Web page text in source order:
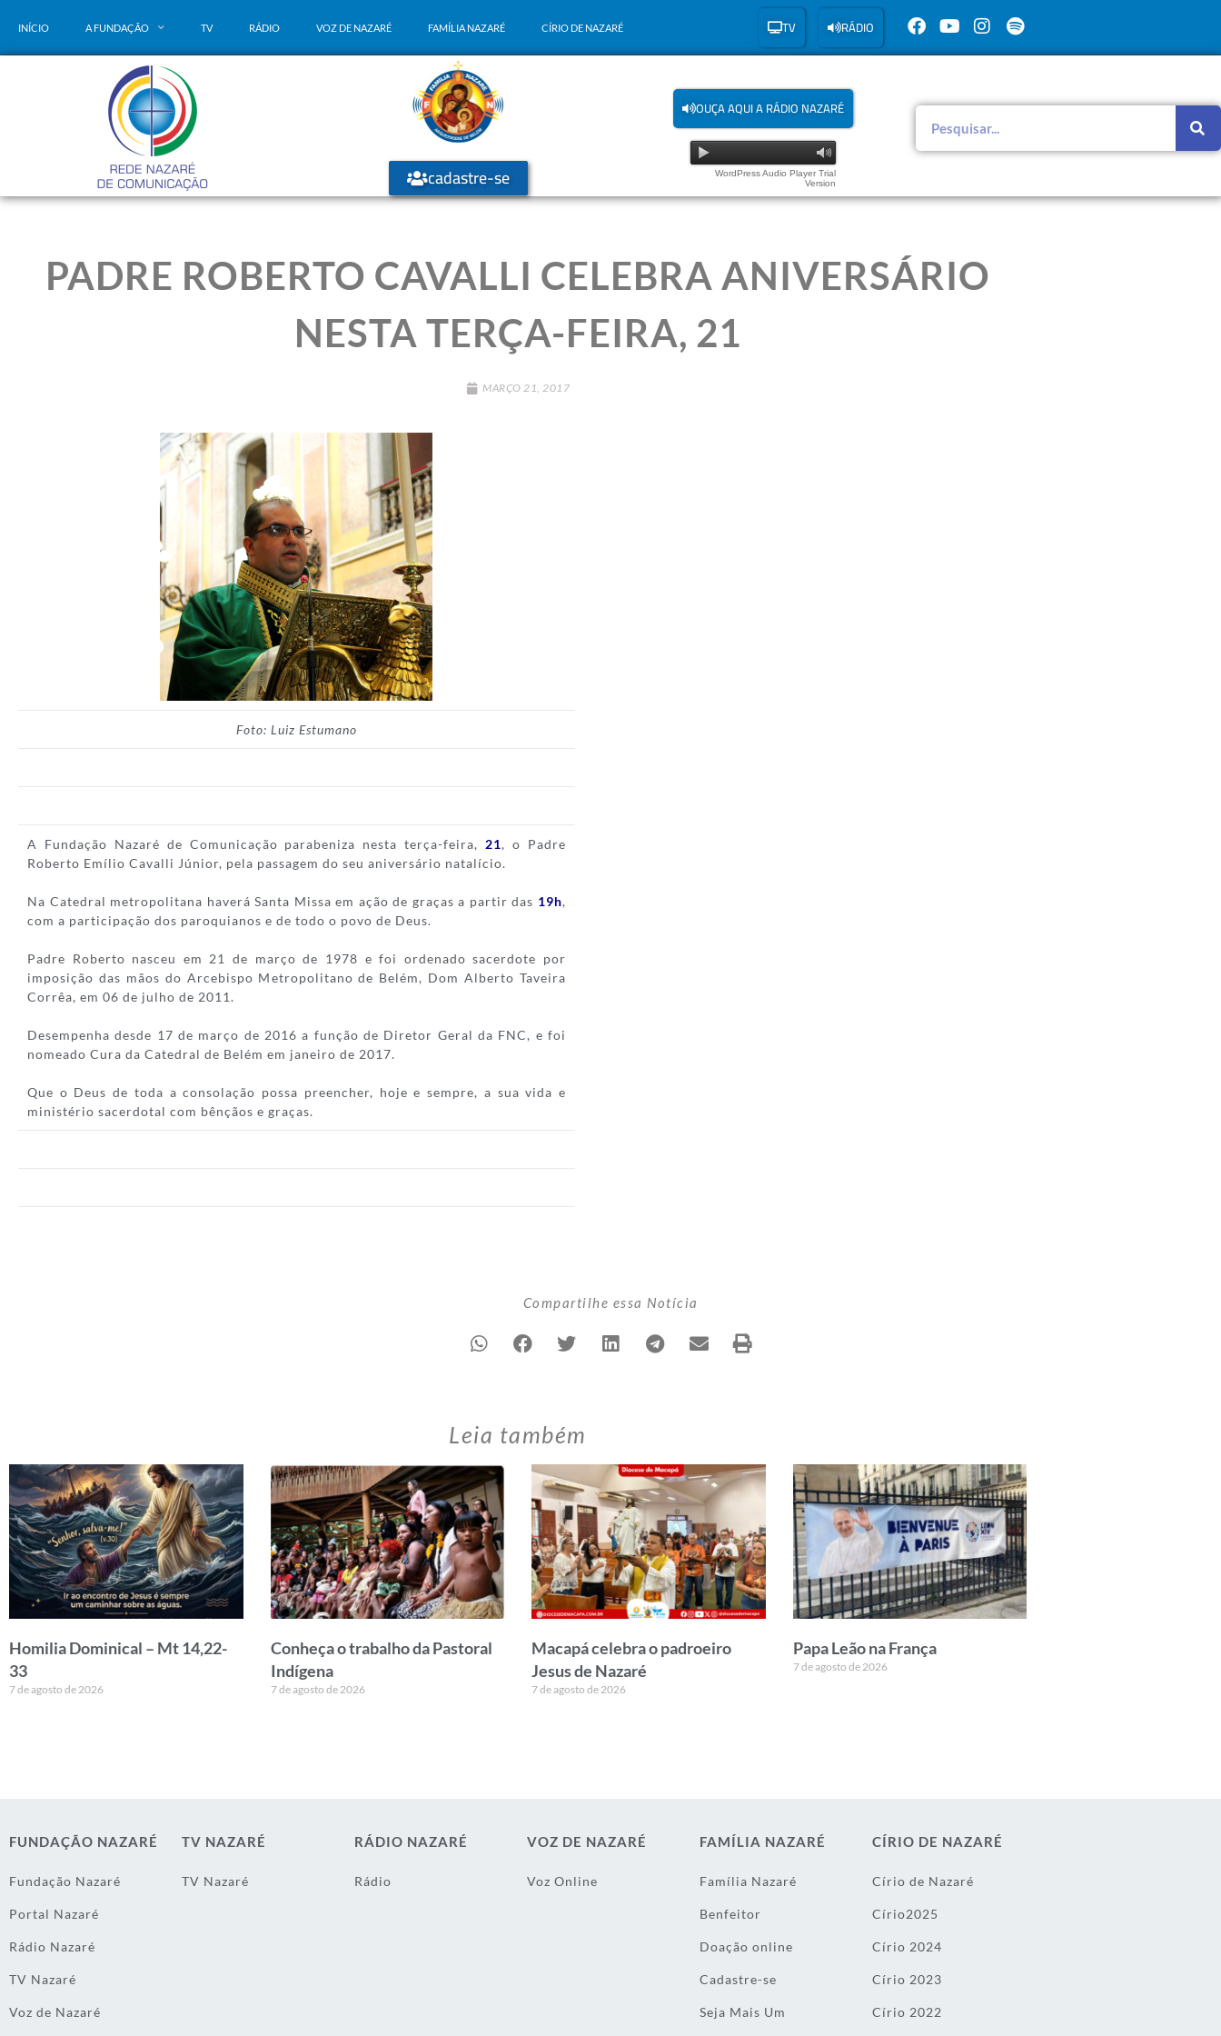
INÍCIO A FUNDAÇÃO TV RÁDIO VOZ DE NAZARÉ FAMÍLIA NAZARÉ CÍRIO DE NAZARÉ TV RÁDIO
cadastre-se
OUÇA AQUI A RÁDIO NAZARÉ
WordPress Audio Player Trial
Version
PADRE ROBERTO CAVALLI CELEBRA ANIVERSÁRIO
NESTA TERÇA-FEIRA, 21
MARÇO 21, 2017
Foto: Luiz Estumano
A Fundação Nazaré de Comunicação parabeniza nesta terça-feira, 21, o Padre
Roberto Emílio Cavalli Júnior, pela passagem do seu aniversário natalício.
Na Catedral metropolitana haverá Santa Missa em ação de graças a partir das 19h,
com a participação dos paroquianos e de todo o povo de Deus.
Padre Roberto nasceu em 21 de março de 1978 e foi ordenado sacerdote por
imposição das mãos do Arcebispo Metropolitano de Belém, Dom Alberto Taveira
Corrêa, em 06 de julho de 2011.
Desempenha desde 17 de março de 2016 a função de Diretor Geral da FNC, e foi
nomeado Cura da Catedral de Belém em janeiro de 2017.
Que o Deus de toda a consolação possa preencher, hoje e sempre, a sua vida e
ministério sacerdotal com bênçãos e graças.
Compartilhe essa Notícia
Leia também
Homilia Dominical – Mt 14,22-
33
7 de agosto de 2026
Conheça o trabalho da Pastoral
Indígena
7 de agosto de 2026
Macapá celebra o padroeiro
Jesus de Nazaré
7 de agosto de 2026
Papa Leão na França
7 de agosto de 2026
FUNDAÇÃO NAZARÉ
Fundação Nazaré
Portal Nazaré
Rádio Nazaré
TV Nazaré
Voz de Nazaré
TV NAZARÉ
TV Nazaré
RÁDIO NAZARÉ
Rádio
VOZ DE NAZARÉ
Voz Online
FAMÍLIA NAZARÉ
Família Nazaré
Benfeitor
Doação online
Cadastre-se
Seja Mais Um
CÍRIO DE NAZARÉ
Círio de Nazaré
Círio2025
Círio 2024
Círio 2023
Círio 2022